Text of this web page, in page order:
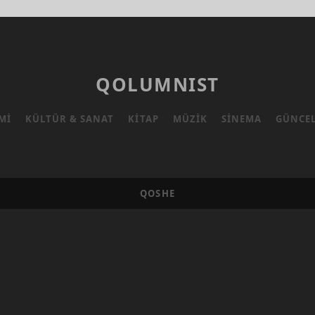
QOLUMNIST
KÜLTÜR & SANAT KITAP MÜZIK SINEMA GÜNCEL
QOSHE